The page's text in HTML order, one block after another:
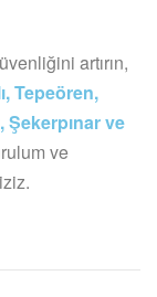
artırın,
Tepeören,
Şekerpınar ve
ve